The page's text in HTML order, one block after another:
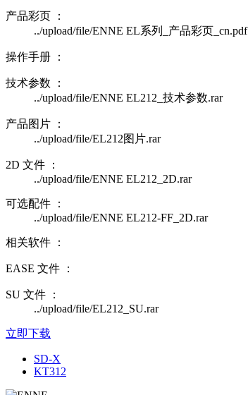
产品彩页 ：
../upload/file/ENNE EL系列_产品彩页_cn.pdf
操作手册 ：
技术参数 ：
../upload/file/ENNE EL212_技术参数.rar
产品图片 ：
../upload/file/EL212图片.rar
2D 文件 ：
../upload/file/ENNE EL212_2D.rar
可选配件 ：
../upload/file/ENNE EL212-FF_2D.rar
相关软件 ：
EASE 文件 ：
SU 文件 ：
../upload/file/EL212_SU.rar
立即下载
SD-X
KT312